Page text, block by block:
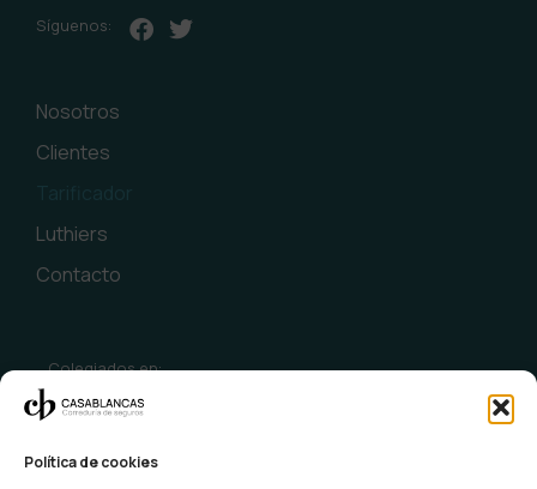
Política de cookies
Síguenos:
Nosotros
Clientes
Luthiers
Contacto
Colegiados en: